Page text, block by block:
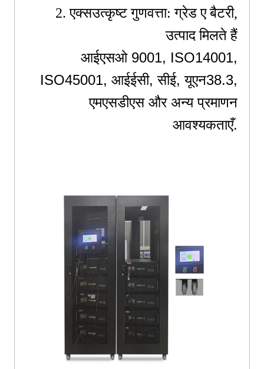
2. एक्सउत्कृष्ट गुणवत्ता: ग्रेड ए बैटरी,
उत्पाद मिलते हैं
आईएसओ 9001, ISO14001,
ISO45001, आईईसी, सीई, यूएन38.3,
एमएसडीएस और अन्य प्रमाणन
आवश्यकताएँ.